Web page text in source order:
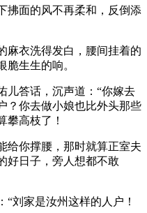
拂面的风不再柔和，反倒添
麻衣洗得发白，腰间挂着的
脆生生的响。
儿答话，沉声道：“你嫁去
？你去做小娘也比外头那些
攀高枝了！
给你撑腰，那时就算正室夫
好日子，旁人想都不敢
刘家是汝州这样的人户！